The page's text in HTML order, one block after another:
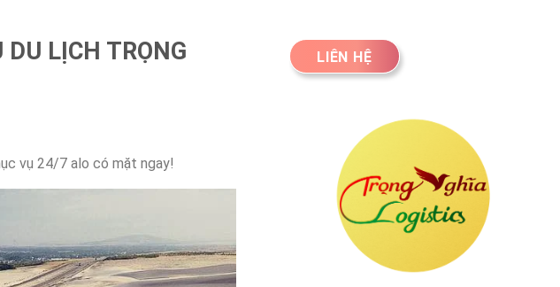
LỊCH TRỌNG
vụ 24/7 alo có mặt ngay!
LIÊN HỆ